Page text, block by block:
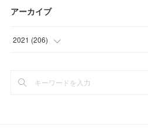
アーカイブ
2021 (206)
(